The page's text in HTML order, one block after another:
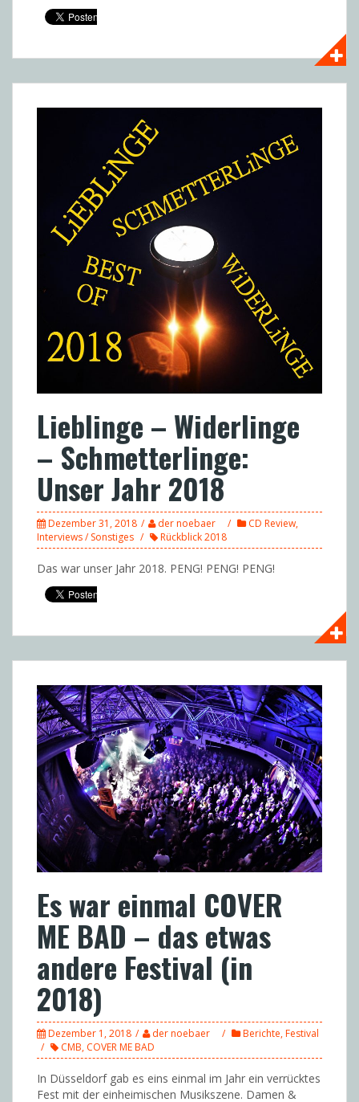
Lieblinge – Widerlinge
– Schmetterlinge:
Unser Jahr 2018
Dezember 31, 2018 der noebaer CD Review,
Interviews / Sonstiges
Rückblick 2018
Das war unser Jahr 2018. PENG! PENG! PENG!
Es war einmal COVER
ME BAD – das etwas
andere Festival (in
2018)
Dezember 1, 2018 der noebaer Berichte,Festival
CMB, COVER ME BAD
In Düsseldorf gab es eins einmal im Jahr ein verrücktes
Fest mit der einheimischen Musikszene. Damen &